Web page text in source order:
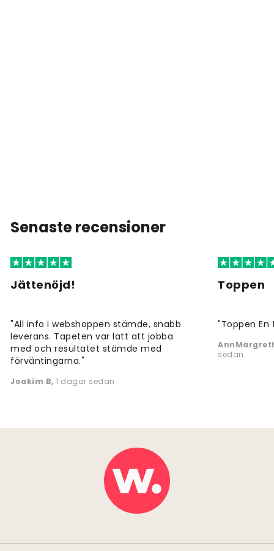
Senaste recensioner
Jättenöjd!
"All info i webshoppen stämde, snabb
leverans. Tapeten var lätt att jobba
med och resultatet stämde med
förväntingarna."
Joakim B, 1 dagar sedan
Toppen
"Toppen
sedan